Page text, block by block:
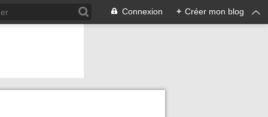
Connexion + Créer mon blog